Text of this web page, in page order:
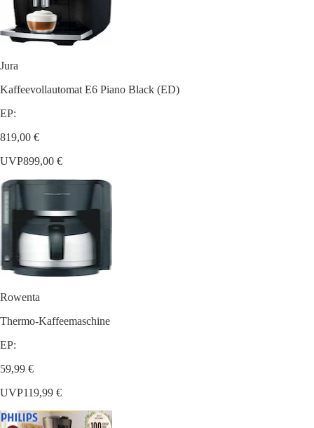
Jura
Kaffeevollautomat E6 Piano Black (ED)
EP:
819,00 €
UVP899,00 €
Rowenta
Thermo-Kaffeemaschine
EP:
59,99 €
UVP119,99 €